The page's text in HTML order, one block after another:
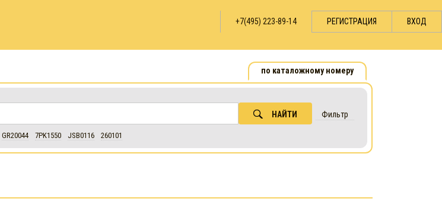
+7(495) 223-89-14 РЕГИСТРАЦИЯ ВХОД
по каталожному номеру
НАЙТИ Фильтр
GR20044 7PK1550 JSB0116 260101